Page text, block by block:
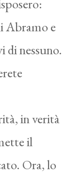
Abramo e
di nessuno.
in verità
il
Ora, lo